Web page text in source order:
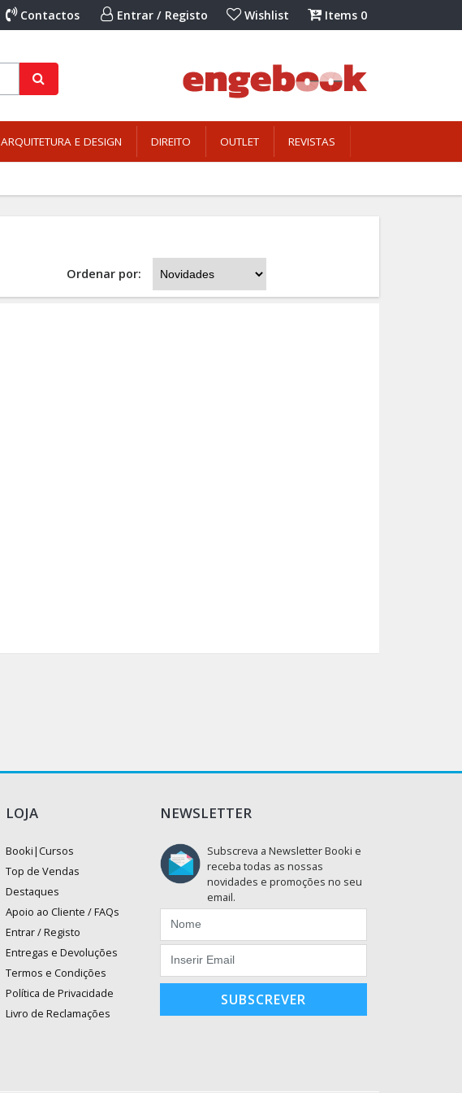
Contactos Entrar / Registo Wishlist Items 0
ARQUITETURA E DESIGN DIREITO OUTLET REVISTAS
Ordenar por:
LOJA
Booki|Cursos
Top de Vendas
Destaques
Apoio ao Cliente / FAQs
Entrar / Registo
Entregas e Devoluções
Termos e Condições
Política de Privacidade
Livro de Reclamações
NEWSLETTER
Subscreva a Newsletter Booki e
receba todas as nossas
novidades e promoções no seu
email.
SUBSCREVER